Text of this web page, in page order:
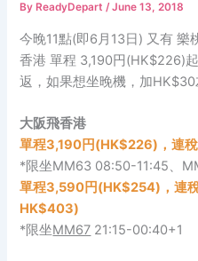
By ReadyDepart/June 13, 2018
今晚11點(即6月13日) 又有
香港 單程 3,190円(HK$226)
返，如果想坐晚機，加HK$30
大阪飛香港
單程3,190円(HK$226)，連
*限坐MM63 08:50-11:45、
單程3,590円(HK$254)，連
HK$403)
*限坐MM67 21:15-00:40+1